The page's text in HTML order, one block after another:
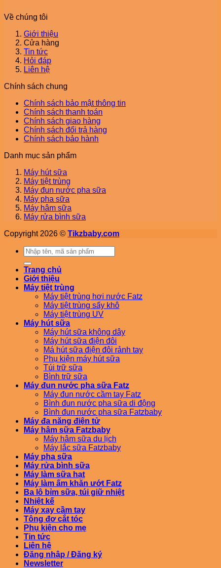
Về chúng tôi
Giới thiệu
Cửa hàng
Tin tức
Hỏi đáp
Liên hệ
Chính sách chung
Chính sách bảo mật thông tin
Chính sách thanh toán
Chính sách giao hàng
Chính sách đổi trả hàng
Chính sách bảo hành
Danh mục sản phẩm
Máy hút sữa
Máy tiệt trùng
Máy đun nước pha sữa
Máy pha sữa
Máy hâm sữa
Máy rửa bình sữa
Copyright 2026 © Tikzbaby.com
Tìm
kiếm:
Trang chủ
Giới thiệu
Máy tiệt trùng
Máy tiệt trùng hơi nước Fatz
Máy tiệt trùng sấy khô
Máy tiệt trùng UV
Máy hút sữa
Máy hút sữa không dây
Máy hút sữa điện đôi
Má hút sữa điện đôi rảnh tay
Phụ kiện máy hút sữa
Túi trữ sữa
Bình trữ sữa
Máy đun nước pha sữa Fatz
Máy đun nước cầm tay Fatz
Bình đun nước pha sữa di động
Bình đun nước pha sữa Fatzbaby
Máy đa năng điện tử
Máy hâm sữa Fatzbaby
Máy hâm sữa du lịch
Máy lắc sữa Fatzbaby
Máy pha sữa
Máy rửa bình sữa
Máy làm sữa hạt
Máy làm ấm khăn ướt Fatz
Ba lô bỉm sữa, túi giữ nhiệt
Nhiệt kế
Máy xay cầm tay
Tông đơ cắt tóc
Phụ kiện cho mẹ
Tin tức
Liên hệ
Đăng nhập / Đăng ký
Newsletter